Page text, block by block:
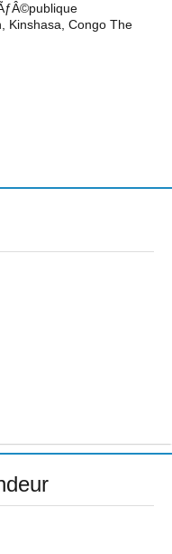
Kinshasa, Congo The